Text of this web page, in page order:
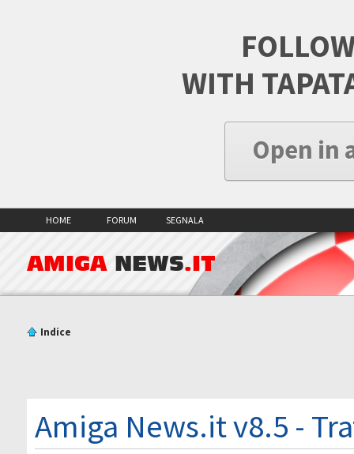
WITH
Open in
HOME FORUM SEGNALA
AMIGA NEWS.IT
Indice
Amiga News.it v8.5 -